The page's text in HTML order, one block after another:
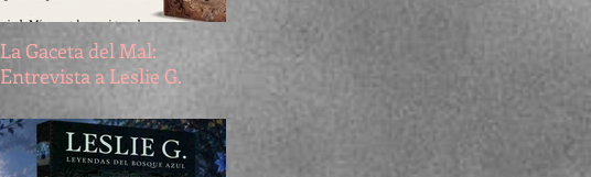
La Gaceta del Mal:
Entrevista a Leslie G.